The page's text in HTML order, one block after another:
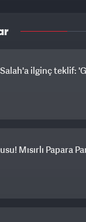
ilginç teklif:
Mısırlı Papara